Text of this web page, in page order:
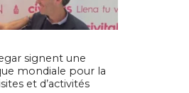
signent une
mondiale pour la
et d’activités